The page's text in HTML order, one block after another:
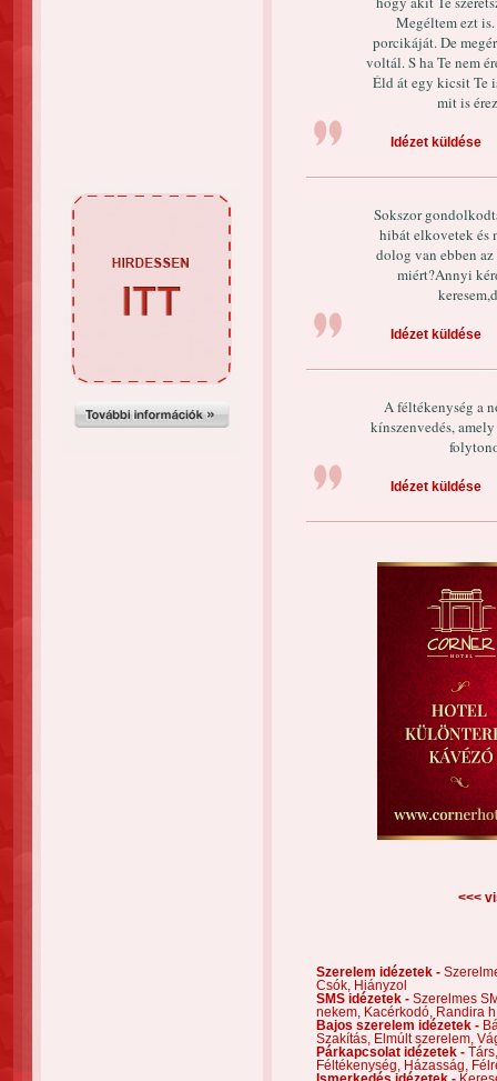
Megéltem ezt
porcikáját. De
voltál. S ha Te nem
Éld át egy kicsit Te
mit is
Idézet küldése
Sokszor
hibát elkovetek és
dolog van ebben
miért?Annyi
Idézet küldése
A féltékenység a
kínszenvedés,
Idézet küldése
<<<
Szerelem idézetek -
Csók,
Hiányzol
SMS idézetek - Szerelmes
nekem,
Kacérkodó,
Randira
Bajos szerelem idézetek -
Szakítás,
Elmúlt szerelem,
Párkapcsolat idézetek -
Féltékenység,
Házasság,